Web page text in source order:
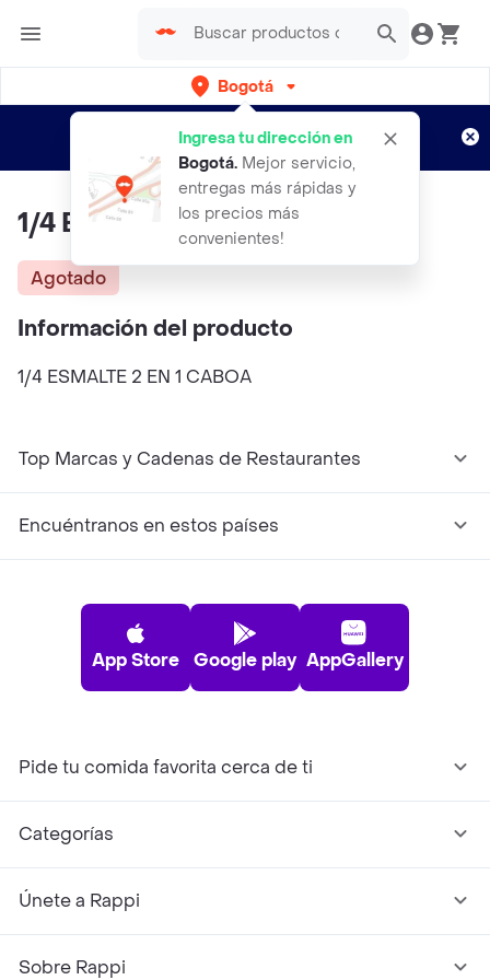
Bogotá
Ingresa tu dirección en
Bogotá. Mejor servicio,
entregas más rápidas y
los precios más
convenientes!
envíos gratis por semanas
Aplican TyC
1/4 Esmalte 2 En 1 Caboa
Agotado
Información del producto
1/4 ESMALTE 2 EN 1 CABOA
Top Marcas y Cadenas de Restaurantes
Encuéntranos en estos países
App Store Google play AppGallery
Pide tu comida favorita cerca de ti
Categorías
Únete a Rappi
Sobre Rappi